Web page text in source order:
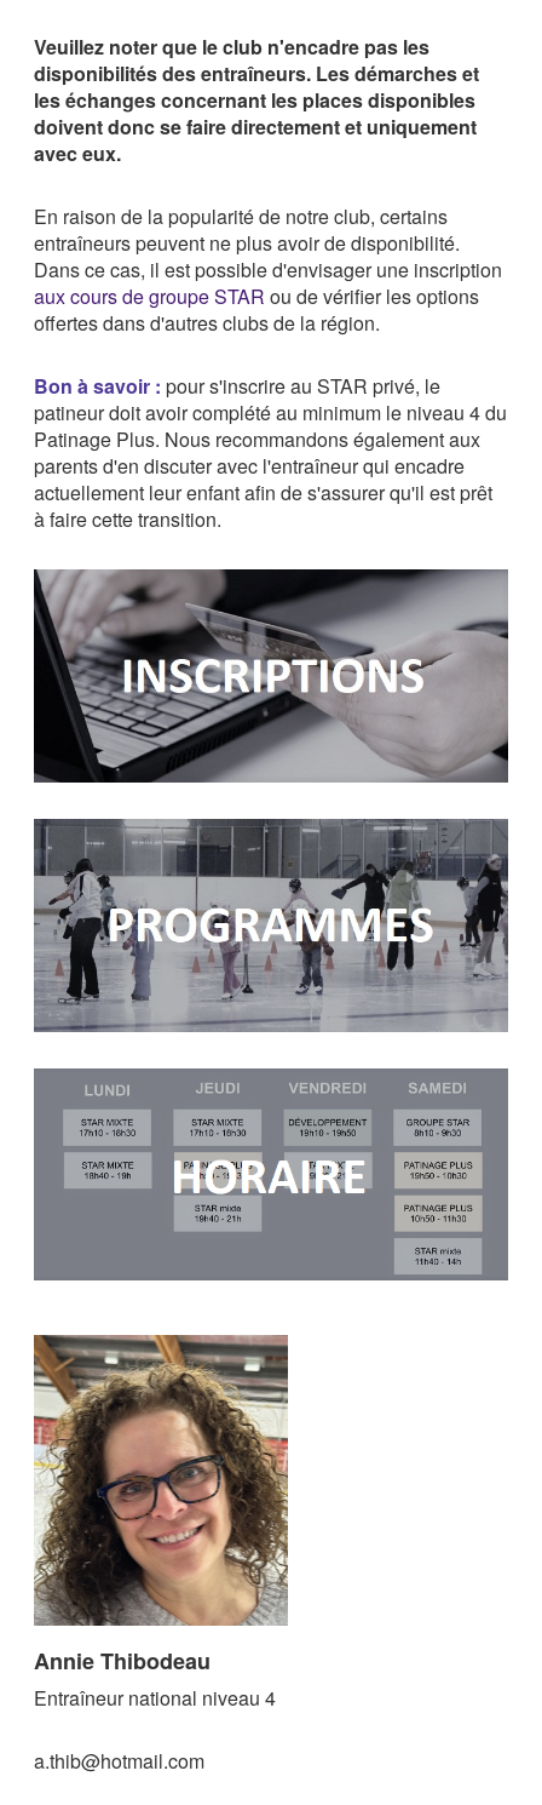
Veuillez noter que le club n'encadre pas les
disponibilités des entraîneurs. Les démarches et
les échanges concernant les places disponibles
doivent donc se faire directement et uniquement
avec eux.
En raison de la popularité de notre club, certains
entraîneurs peuvent ne plus avoir de disponibilité.
Dans ce cas, il est possible d'envisager une inscription
aux cours de groupe STAR ou de vérifier les options
offertes dans d'autres clubs de la région.
Bon à savoir : pour s'inscrire au STAR privé, le
patineur doit avoir complété au minimum le niveau 4 du
Patinage Plus. Nous recommandons également aux
parents d'en discuter avec l'entraîneur qui encadre
actuellement leur enfant afin de s'assurer qu'il est prêt
à faire cette transition.
Annie Thibodeau
Entraîneur national niveau 4
a.thib@hotmail.com